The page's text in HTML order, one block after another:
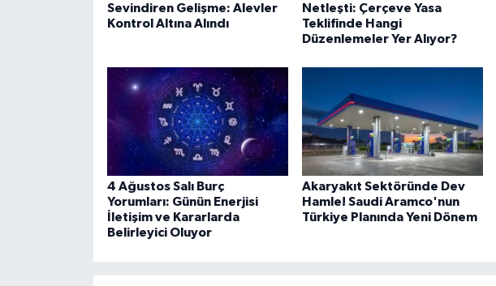
Sevindiren Gelişme: Alevler
Kontrol Altına Alındı
Netleşti: Çerçeve Yasa
Teklifinde Hangi
Düzenlemeler Yer Alıyor?
4 Ağustos Salı Burç
Yorumları: Günün Enerjisi
İletişim ve Kararlarda
Belirleyici Oluyor
Akaryakıt Sektöründe Dev
Hamle! Saudi Aramco'nun
Türkiye Planında Yeni Dönem